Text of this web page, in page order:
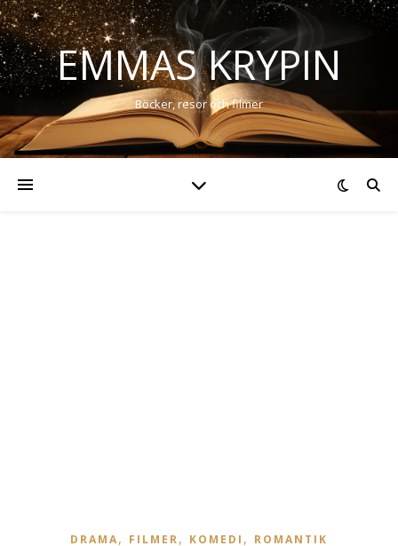
EMMAS KRYPIN
Böcker, resor och filmer
DRAMA, FILMER, KOMEDI , ROMANTIK